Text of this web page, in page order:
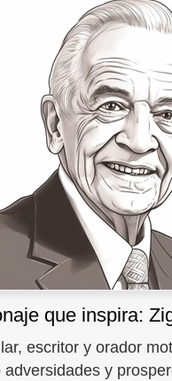
que inspira:
escritor y orador
adversidades y